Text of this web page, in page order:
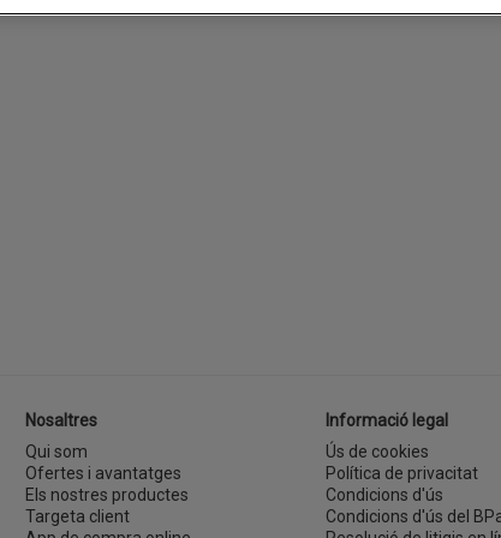
Nosaltres
Qui som
Ofertes i avantatges
Els nostres productes
Targeta client
Informació legal
Ús de cookies
Política de privacitat
Condicions d'ús
Condicions d'ús del